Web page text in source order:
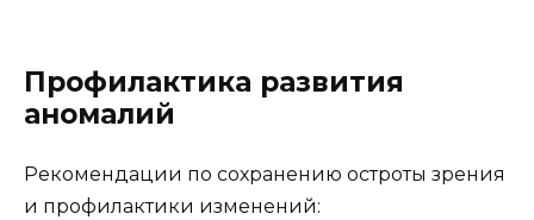
Профилактика развития
аномалий
Рекомендации по сохранению остроты зрения
и профилактики изменений: